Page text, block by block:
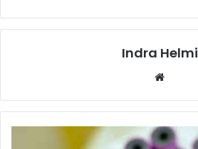
Indra Helmi